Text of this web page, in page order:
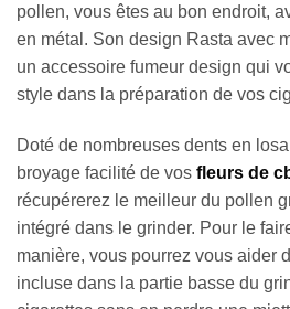
pollen, vous êtes au bon endroit,
en métal. Son design Rasta avec
un accessoire fumeur design qui
style dans la préparation de vos
Doté de nombreuses dents en
broyage facilité de vos fleurs de
récupérerez le meilleur du pollen
intégré dans le grinder. Pour le
manière, vous pourrez vous aider
incluse dans la partie basse du